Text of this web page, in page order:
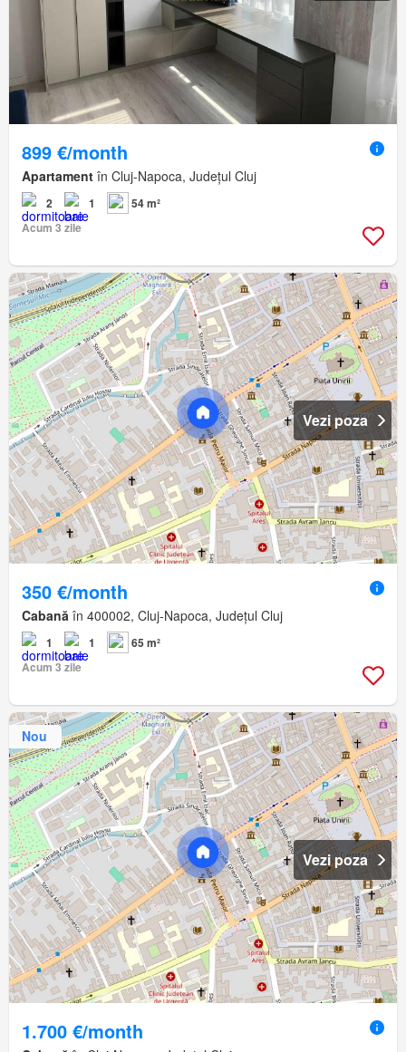
899 €/month
Apartament în Cluj-Napoca, Județul Cluj
2 1
54 m²
Acum 3 zile
Vezi poza
350 €/month
Cabană în 400002, Cluj-Napoca, Județul Cluj
1 1
65 m²
Acum 3 zile
Nou
Vezi poza
1.700 €/month